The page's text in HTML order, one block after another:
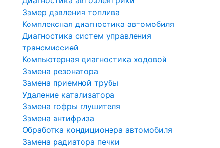
Замер давления топлива
Комплексная диагностика автомобиля
Диагностика систем управления
трансмиссией
Компьютерная диагностика ходовой
Замена резонатора
Замена приемной трубы
Удаление катализатора
Замена гофры глушителя
Замена антифриза
Обработка кондиционера автомобиля
Замена радиатора печки